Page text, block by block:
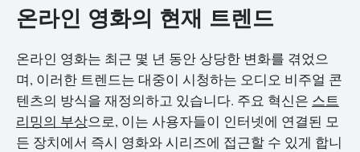
온라인 영화의 현재 트렌드
온라인 영화는 최근 몇 년 동안 상당한 변화를 겪었으
며, 이러한 트렌드는 대중이 시청하는 오디오 비주얼 콘
텐츠의 방식을 재정의하고 있습니다. 주요 혁신은 스트
리밍의 부상으로, 이는 사용자들이 인터넷에 연결된 모
든 장치에서 즉시 영화와 시리즈에 접근할 수 있게 합니